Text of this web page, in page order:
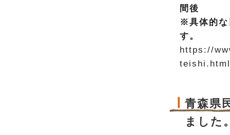
間後
※具体的な
す。
https://
teishi.html
青森県
ました